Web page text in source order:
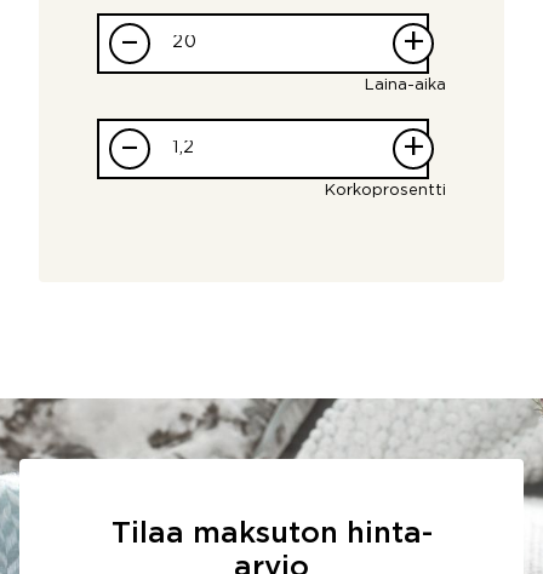
– +
Laina-aika
– +
Korkoprosentti
Tilaa maksuton hinta-
arvio